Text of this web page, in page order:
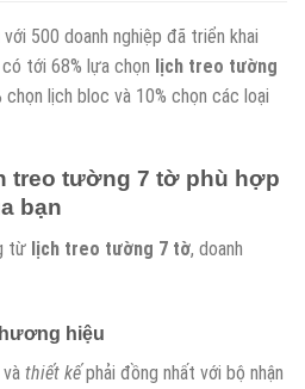
500 doanh nghiệp đã triển khai
tới 68% lựa chọn lịch treo tường
chọn lịch bloc và 10% chọn các loại
treo tường 7 tờ phù hợp
bạn
từ lịch treo tường 7 tờ, doanh
hiệu
và thiết kếphải đồng nhất với bộ nhận